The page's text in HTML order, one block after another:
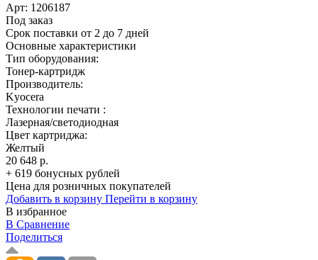
Арт: 1206187
Под заказ
Срок поставки от 2 до 7 дней
Основные характеристики
Тип оборудования:
Тонер-картридж
Производитель:
Kyocera
Технологии печати :
Лазерная/светодиодная
Цвет картриджа:
Желтый
20 648 р.
+ 619 бонусных рублей
Цена для розничных покупателей
Добавить в корзину Перейти в корзину
В избранное
В Сравнение
Поделиться